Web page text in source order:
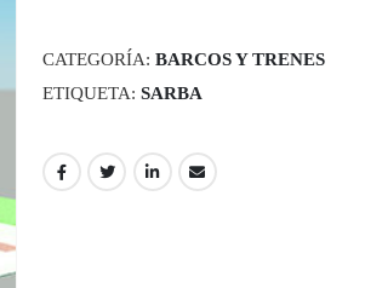
CATEGORÍA: BARCOS Y TRENES
ETIQUETA: SARBA